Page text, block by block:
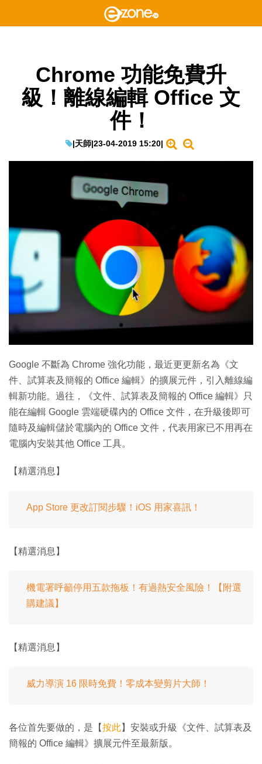
Chrome 功能免費升
級！離線編輯 Office 文
件！
|天師|23-04-2019 15:20|
Google 不斷為 Chrome 強化功能，最近更更新名為《文
件、試算表及簡報的 Office 編輯》的擴展元件，引入離線編
輯新功能。過往，《文件、試算表及簡報的 Office 編輯》只
能在編輯 Google 雲端硬碟內的 Office 文件，在升級後即可
隨時及編輯儲於電腦內的 Office 文件，代表用家已不用再在
電腦內安裝其他 Office 工具。
【精選消息】
App Store 更改訂閱步驟！iOS 用家喜訊！
【精選消息】
機電署呼籲停用五款拖板！有過熱安全風險！【附選
購建議】
【精選消息】
威力導演 16 限時免費！零成本變剪片大師！
各位首先要做的，是【按此】安裝或升級《文件、試算表及
簡報的 Office 編輯》擴展元件至最新版。